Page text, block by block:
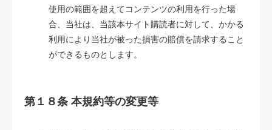
使用の範囲を超えてコンテンツの利用を行った場
合、当社は、当該本サイト購読者に対して、かかる
利用により当社が被った損害の賠償を請求すること
ができるものとします。
第１８条 本規約等の変更等